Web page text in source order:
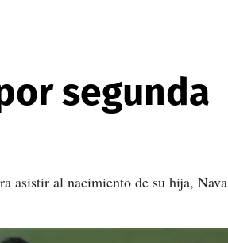
segunda
asistir al nacimiento de su hija, Nava